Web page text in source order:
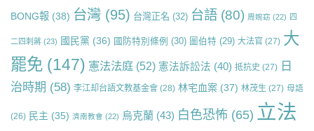
BONG報 (38) 台灣 (95) 台灣正名 (32) 台語 (80) 周婉窈 (22) 四
二四刺蔣 (23) 國民黨 (36) 國防特別條例 (30) 圖伯特 (29) 大法官 (27) 大
罷免 (147) 憲法法庭 (52) 憲法訴訟法 (40) 抵抗史 (27) 日
治時期 (58) 李江却台語文教基金會 (28) 林宅血案 (37) 林茂生 (27) 母語
(26) 民主 (35) 濟南教會 (22) 烏克蘭 (43) 白色恐怖 (65) 立法